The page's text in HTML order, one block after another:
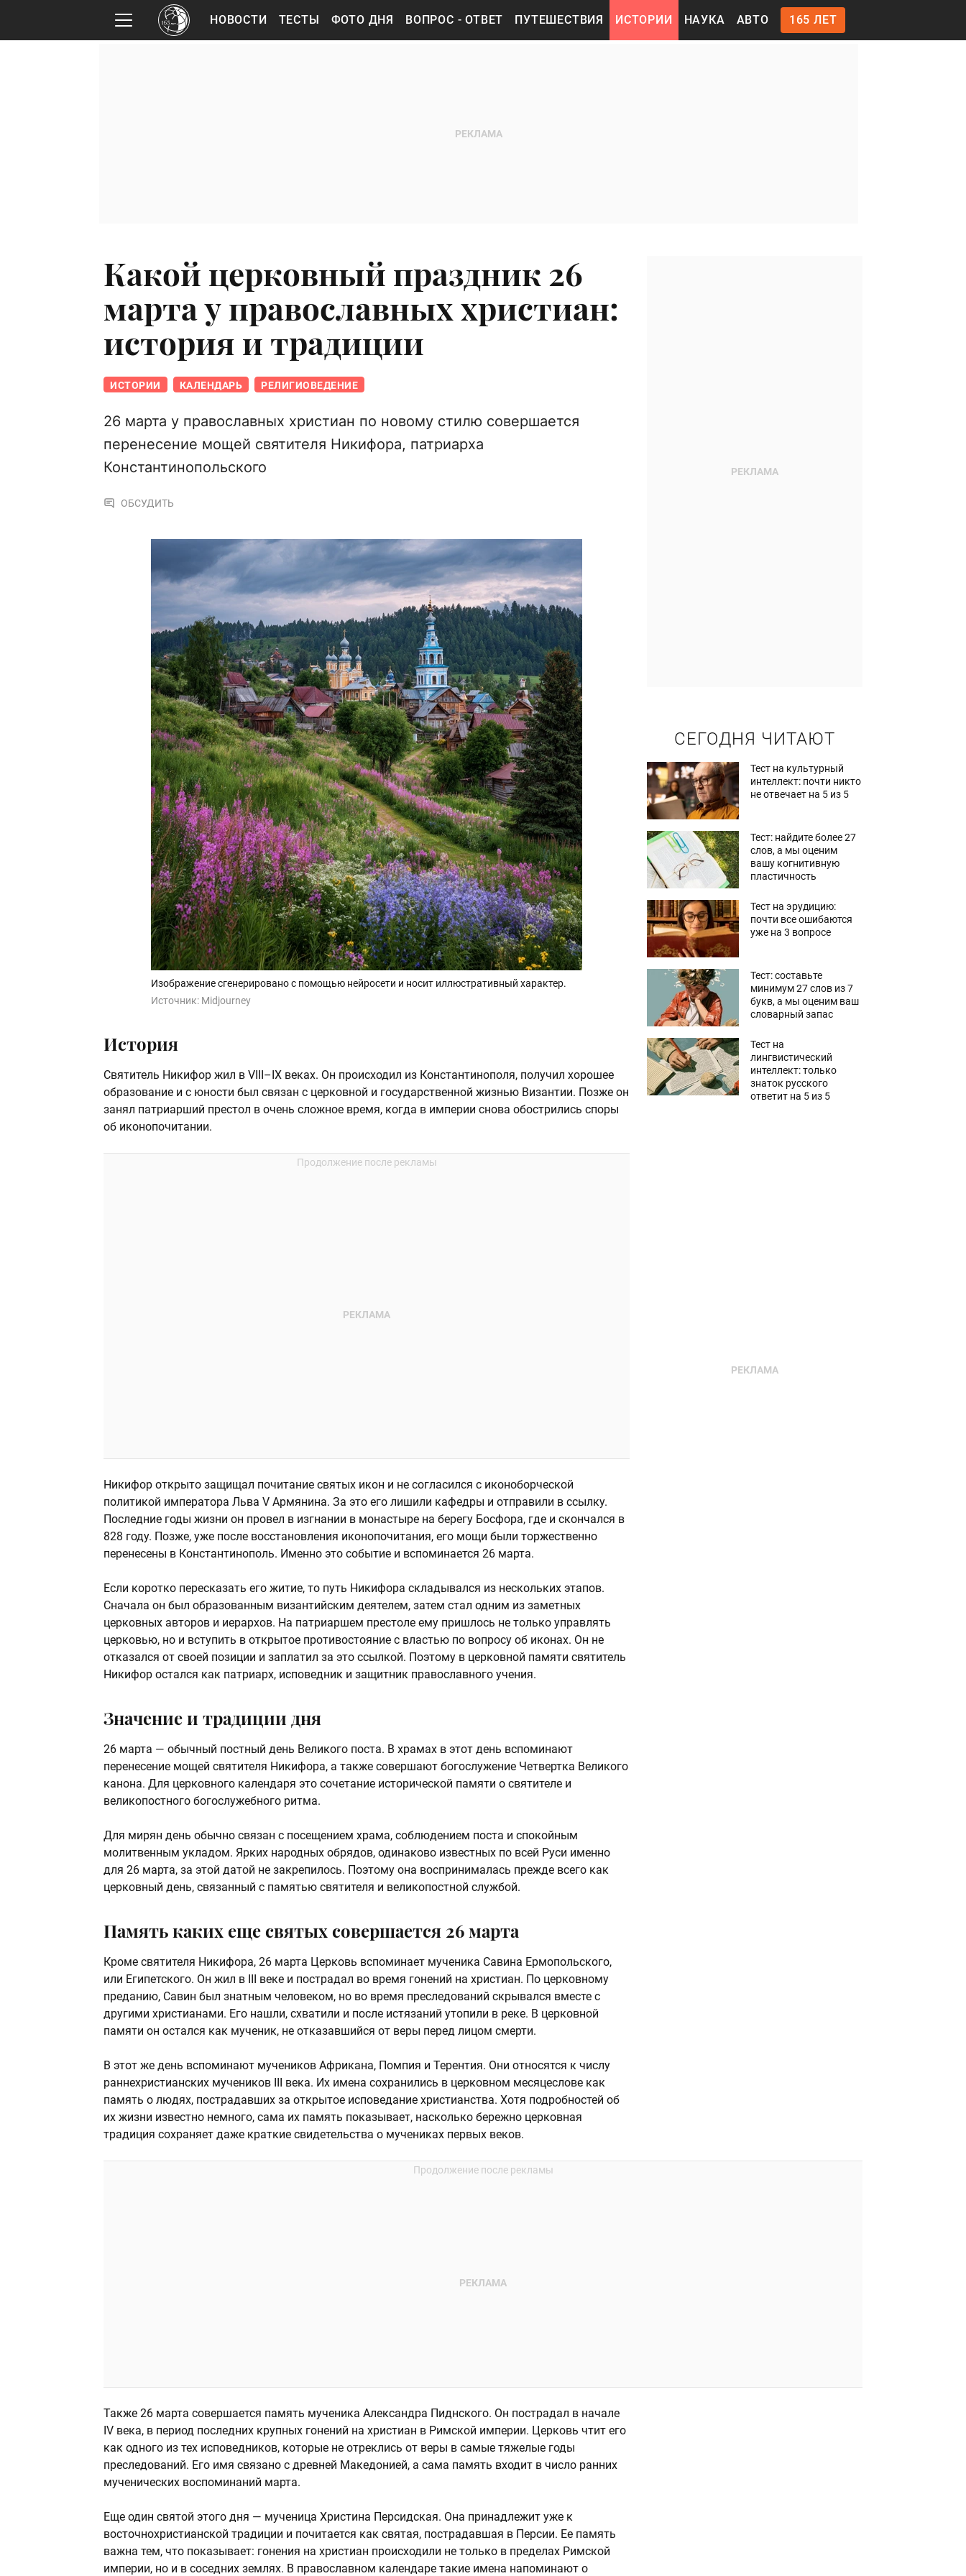
НОВОСТИ ТЕСТЫ ФОТО ДНЯ ВОПРОС - ОТВЕТ ПУТЕШЕСТВИЯ ИСТОРИИ НАУКА АВТО 165 ЛЕТ
Какой церковный праздник 26
марта у православных христиан:
история и традиции
ИСТОРИИ КАЛЕНДАРЬ РЕЛИГИОВЕДЕНИЕ
26 марта у православных христиан по новому стилю совершается
перенесение мощей святителя Никифора, патриарха
Константинопольского
ОБСУДИТЬ
Изображение сгенерировано с помощью нейросети и носит иллюстративный характер.
Источник: Midjourney
История
Святитель Никифор жил в VIII–IX веках. Он происходил из Константинополя, получил хорошее
образование и с юности был связан с церковной и государственной жизнью Византии. Позже он
занял патриарший престол в очень сложное время, когда в империи снова обострились споры
об иконопочитании.
Никифор открыто защищал почитание святых икон и не согласился с иконоборческой
политикой императора Льва V Армянина. За это его лишили кафедры и отправили в ссылку.
Последние годы жизни он провел в изгнании в монастыре на берегу Босфора, где и скончался в
828 году. Позже, уже после восстановления иконопочитания, его мощи были торжественно
перенесены в Константинополь. Именно это событие и вспоминается 26 марта.
Если коротко пересказать его житие, то путь Никифора складывался из нескольких этапов.
Сначала он был образованным византийским деятелем, затем стал одним из заметных
церковных авторов и иерархов. На патриаршем престоле ему пришлось не только управлять
церковью, но и вступить в открытое противостояние с властью по вопросу об иконах. Он не
отказался от своей позиции и заплатил за это ссылкой. Поэтому в церковной памяти святитель
Никифор остался как патриарх, исповедник и защитник православного учения.
Значение и традиции дня
26 марта — обычный постный день Великого поста. В храмах в этот день вспоминают
перенесение мощей святителя Никифора, а также совершают богослужение Четвертка Великого
канона. Для церковного календаря это сочетание исторической памяти о святителе и
великопостного богослужебного ритма.
Для мирян день обычно связан с посещением храма, соблюдением поста и спокойным
молитвенным укладом. Ярких народных обрядов, одинаково известных по всей Руси именно
для 26 марта, за этой датой не закрепилось. Поэтому она воспринималась прежде всего как
церковный день, связанный с памятью святителя и великопостной службой.
Память каких еще святых совершается 26 марта
Кроме святителя Никифора, 26 марта Церковь вспоминает мученика Савина Ермопольского,
или Египетского. Он жил в III веке и пострадал во время гонений на христиан. По церковному
преданию, Савин был знатным человеком, но во время преследований скрывался вместе с
другими христианами. Его нашли, схватили и после истязаний утопили в реке. В церковной
памяти он остался как мученик, не отказавшийся от веры перед лицом смерти.
В этот же день вспоминают мучеников Африкана, Помпия и Терентия. Они относятся к числу
раннехристианских мучеников III века. Их имена сохранились в церковном месяцеслове как
память о людях, пострадавших за открытое исповедание христианства. Хотя подробностей об
их жизни известно немного, сама их память показывает, насколько бережно церковная
традиция сохраняет даже краткие свидетельства о мучениках первых веков.
Также 26 марта совершается память мученика Александра Пиднского. Он пострадал в начале
IV века, в период последних крупных гонений на христиан в Римской империи. Церковь чтит его
как одного из тех исповедников, которые не отреклись от веры в самые тяжелые годы
преследований. Его имя связано с древней Македонией, а сама память входит в число ранних
мученических воспоминаний марта.
Еще один святой этого дня — мученица Христина Персидская. Она принадлежит уже к
восточнохристианской традиции и почитается как святая, пострадавшая в Персии. Ее память
важна тем, что показывает: гонения на христиан происходили не только в пределах Римской
империи, но и в соседних землях. В православном календаре такие имена напоминают о
СЕГОДНЯ ЧИТАЮТ
Тест на культурный
интеллект: почти никто
не отвечает на 5 из 5
Тест: найдите более 27
слов, а мы оценим
вашу когнитивную
пластичность
Тест на эрудицию:
почти все ошибаются
уже на 3 вопросе
Тест: составьте
минимум 27 слов из 7
букв, а мы оценим ваш
словарный запас
Тест на
лингвистический
интеллект: только
знаток русского
ответит на 5 из 5